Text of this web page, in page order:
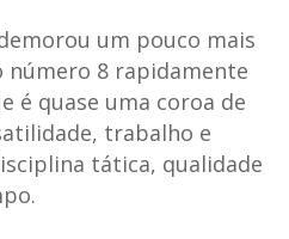
um pouco mais
número 8 rapidamente
é quase uma coroa de
trabalho e
tática, qualidade